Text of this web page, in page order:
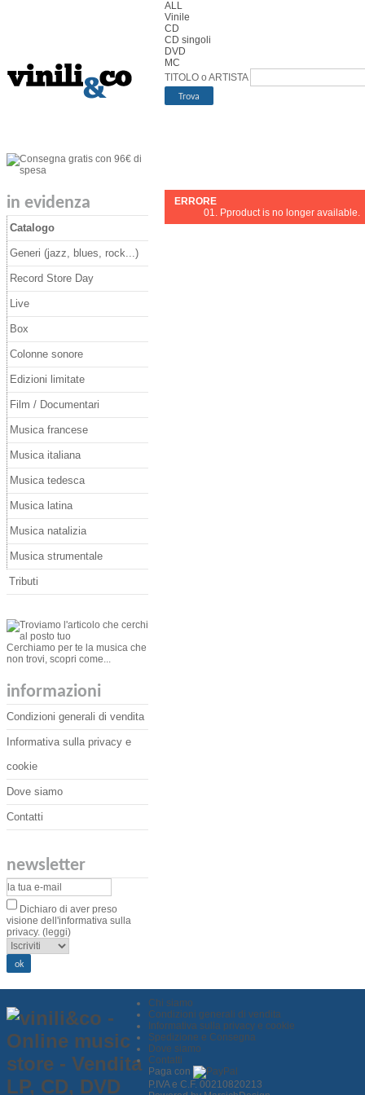
ALL
Vinile
CD
CD singoli
DVD
MC
TITOLO o ARTISTA
in evidenza
Catalogo
Generi (jazz, blues, rock...)
Record Store Day
Live
Box
Colonne sonore
Edizioni limitate
Film / Documentari
Musica francese
Musica italiana
Musica tedesca
Musica latina
Musica natalizia
Musica strumentale
Tributi
Cerchiamo per te la musica che
non trovi, scopri come...
informazioni
Condizioni generali di vendita
Informativa sulla privacy e
cookie
Dove siamo
Contatti
newsletter
Dichiaro di aver preso
visione dell'informativa sulla
privacy. (leggi)
ERRORE
Pproduct is no longer available.
Chi siamo
Condizioni generali di vendita
Informativa sulla privacy e cookie
Spedizione e Consegna
Dove siamo
Contatti
Paga con
P.IVA e C.F. 00210820213